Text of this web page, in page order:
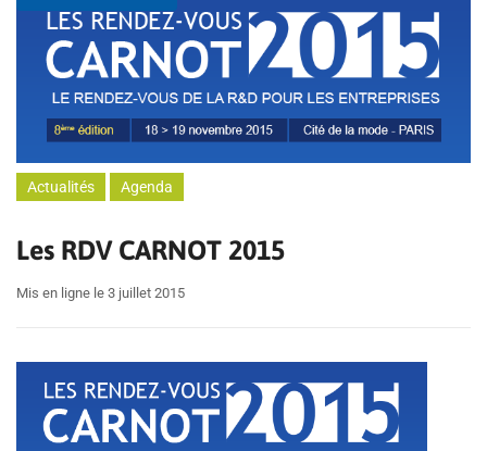
Actualités Agenda
Les RDV CARNOT 2015
Mis en ligne le 3 juillet 2015